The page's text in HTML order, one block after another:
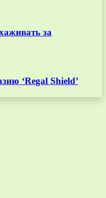
за
‘Regal Shield’